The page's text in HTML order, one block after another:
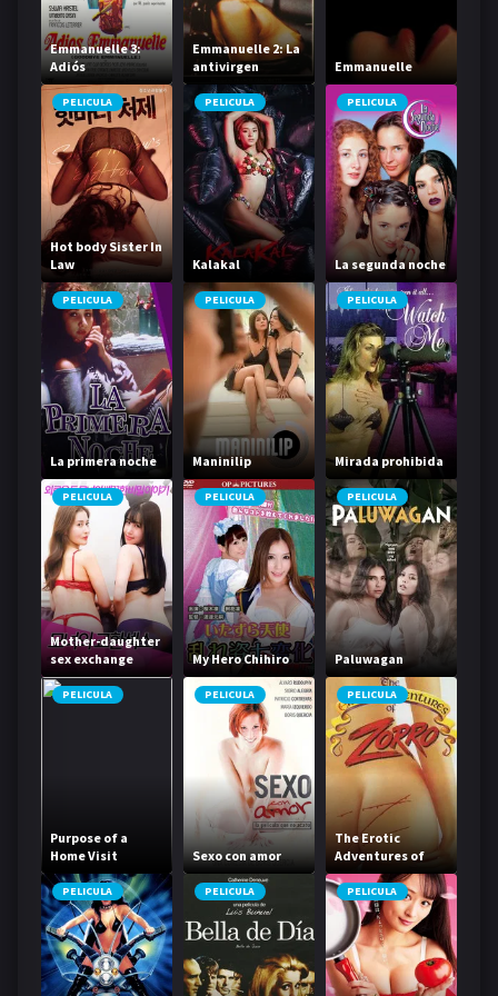
Emmanuelle 3:
Adiós
Emmanuelle
Emmanuelle 2: La
antivirgen
Emmanuelle
PELICULA
Hot body Sister In
Law
PELICULA
Kalakal
PELICULA
La segunda noche
PELICULA
La primera noche
PELICULA
Maninilip
PELICULA
Mirada prohibida
PELICULA
Mother-daughter
sex exchange
PELICULA
My Hero Chihiro
PELICULA
Paluwagan
PELICULA
Purpose of a
Home Visit
PELICULA
Sexo con amor
PELICULA
The Erotic
Adventures of
Zorro
PELICULA PELICULA PELICULA